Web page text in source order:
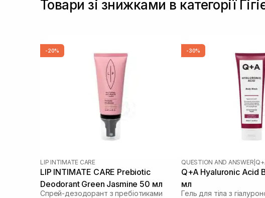
Товари зі знижками в категорії
-20%
LIP INTIMATE CARE
LIP INTIMATE CARE Prebiotic
Deodorant Green Jasmine 50 мл
Спрей-дезодорант з пребіотиками
-30%
QUESTION AND ANSWER
Q+A Hyaluronic Acid
мл
Гель для тіла з